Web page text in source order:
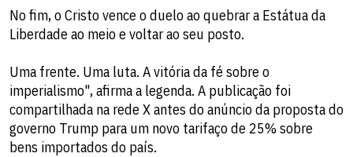
No fim, o Cristo vence o duelo ao quebrar a Estátua da
Liberdade ao meio e voltar ao seu posto.
Uma frente. Uma luta. A vitória da fé sobre o
imperialismo", afirma a legenda. A publicação foi
compartilhada na rede X antes do anúncio da proposta do
governo Trump para um novo tarifaço de 25% sobre
bens importados do país.